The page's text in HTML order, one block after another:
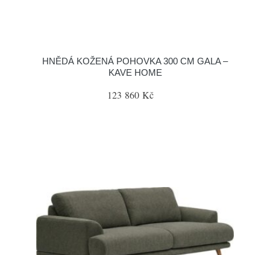
HNĚDÁ KOŽENÁ POHOVKA 300 CM GALA –
KAVE HOME
123 860 Kč